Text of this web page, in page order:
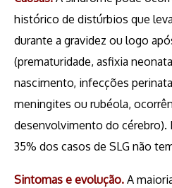
histórico de distúrbios que
durante a gravidez ou logo
(prematuridade, asfixia
nascimento, infecções
meningites ou rubéola,
desenvolvimento do cérebro).
35% dos casos de SLG não
Sintomas e evolução. A